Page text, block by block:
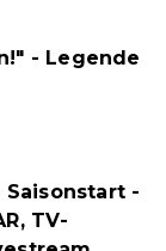
- Legende
Saisonstart -
TV-